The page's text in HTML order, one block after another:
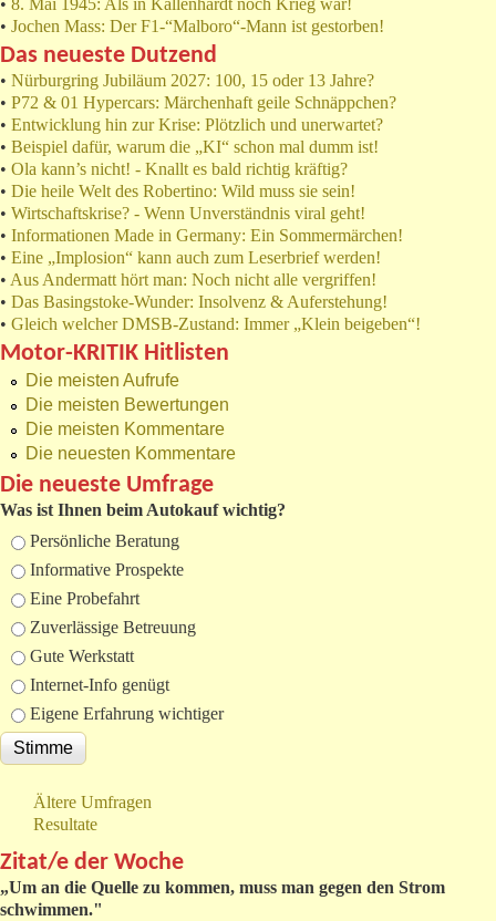
• 8. Mai 1945: Als in Kallenhardt noch Krieg war!
• Jochen Mass: Der F1-“Malboro“-Mann ist gestorben!
Das neueste Dutzend
• Nürburgring Jubiläum 2027: 100, 15 oder 13 Jahre?
• P72 & 01 Hypercars: Märchenhaft geile Schnäppchen?
• Entwicklung hin zur Krise: Plötzlich und unerwartet?
• Beispiel dafür, warum die „KI“ schon mal dumm ist!
• Ola kann’s nicht! - Knallt es bald richtig kräftig?
• Die heile Welt des Robertino: Wild muss sie sein!
• Wirtschaftskrise? - Wenn Unverständnis viral geht!
• Informationen Made in Germany: Ein Sommermärchen!
• Eine „Implosion“ kann auch zum Leserbrief werden!
• Aus Andermatt hört man: Noch nicht alle vergriffen!
• Das Basingstoke-Wunder: Insolvenz & Auferstehung!
• Gleich welcher DMSB-Zustand: Immer „Klein beigeben“!
Motor-KRITIK Hitlisten
Die meisten Aufrufe
Die meisten Bewertungen
Die meisten Kommentare
Die neuesten Kommentare
Die neueste Umfrage
Was ist Ihnen beim Autokauf wichtig?
Auswahlmöglichkeiten
Persönliche Beratung
Informative Prospekte
Eine Probefahrt
Zuverlässige Betreuung
Gute Werkstatt
Internet-Info genügt
Eigene Erfahrung wichtiger
Ältere Umfragen
Resultate
Zitat/e der Woche
„Um an die Quelle zu kommen, muss man gegen den Strom
schwimmen."